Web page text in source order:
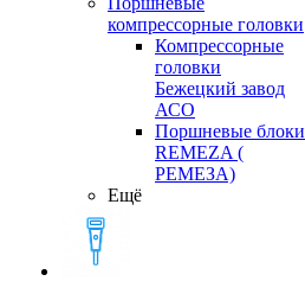
компрессорные головки
Компрессорные
головки
Бежецкий завод
АСО
Поршневые блоки
REMEZA (
РЕМЕЗА)
Ещё